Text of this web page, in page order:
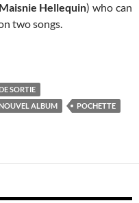
Hellequin) who can
two songs.
annonce un nouvel album
SORTIE
ALBUM
POCHETTE